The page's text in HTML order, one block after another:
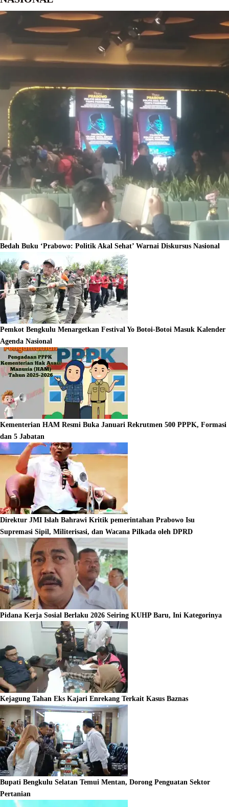
Bedah Buku ‘Prabowo: Politik Akal Sehat’ Warnai Diskursus Nasional
Pemkot Bengkulu Menargetkan Festival Yo Botoi-Botoi Masuk Kalender
Agenda Nasional
Kementerian HAM Resmi Buka Januari Rekrutmen 500 PPPK, Formasi
dan 5 Jabatan
Direktur JMI Islah Bahrawi Kritik pemerintahan Prabowo Isu
Supremasi Sipil, Militerisasi, dan Wacana Pilkada oleh DPRD
Pidana Kerja Sosial Berlaku 2026 Seiring KUHP Baru, Ini Kategorinya
Kejagung Tahan Eks Kajari Enrekang Terkait Kasus Baznas
Bupati Bengkulu Selatan Temui Mentan, Dorong Penguatan Sektor
Pertanian